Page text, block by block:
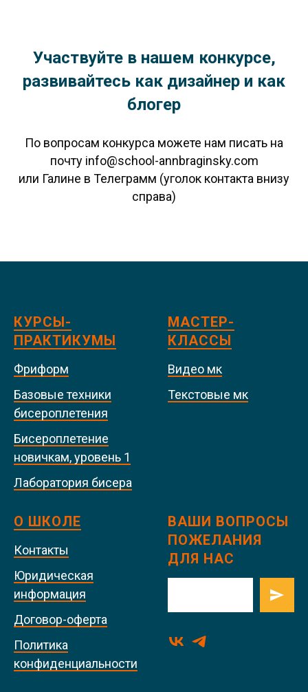
Участвуйте в нашем конкурсе,
развивайтесь как дизайнер и как
блогер
По вопросам конкурса можете нам писать на
почту info@school-annbraginsky.com
или Галине в Телеграмм (уголок контакта внизу
справа)
КУРСЫ-
ПРАКТИКУМЫ
Фриформ
Базовые техники
бисероплетения
Бисероплетение
новичкам, уровень 1
Лаборатория бисера
МАСТЕР-
КЛАССЫ
Видео мк
Текстовые мк
О ШКОЛЕ
Контакты
Юридическая
информация
Договор-оферта
Политика
конфиденциальности
ВАШИ ВОПРОСЫ
ПОЖЕЛАНИЯ
ДЛЯ НАС